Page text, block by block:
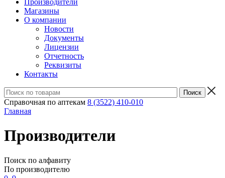
Производители
Магазины
О компании
Новости
Документы
Лицензии
Отчетность
Реквизиты
Контакты
Справочная по аптекам 8 (3522) 410-010
Главная
Производители
Поиск по алфавиту
По производителю